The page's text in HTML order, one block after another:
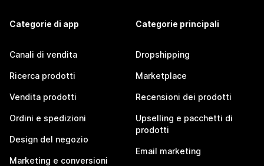
Categorie di app
Canali di vendita
Ricerca prodotti
Vendita prodotti
Ordini e spedizioni
Design del negozio
Marketing e conversioni
Categorie principali
Dropshipping
Marketplace
Recensioni dei prodotti
Upselling e pacchetti di
prodotti
Email marketing